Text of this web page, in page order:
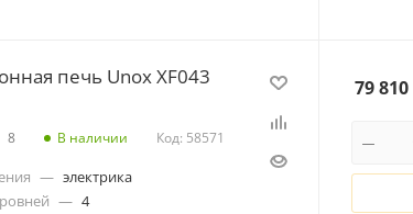
печь Unox XF043
8 В наличии Код: 58571
— электрика
— 4
79 810